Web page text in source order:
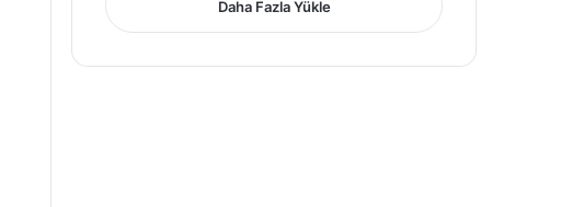
Daha Fazla Yükle